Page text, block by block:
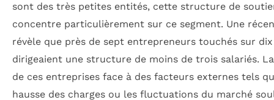
sont des très petites entités, cette structure de
concentre particulièrement sur ce segment. Une
révèle que près de sept entrepreneurs touchés sur dix
dirigeaient une structure de moins de trois salariés.
de ces entreprises face à des facteurs externes tels
hausse des charges ou les fluctuations du marché